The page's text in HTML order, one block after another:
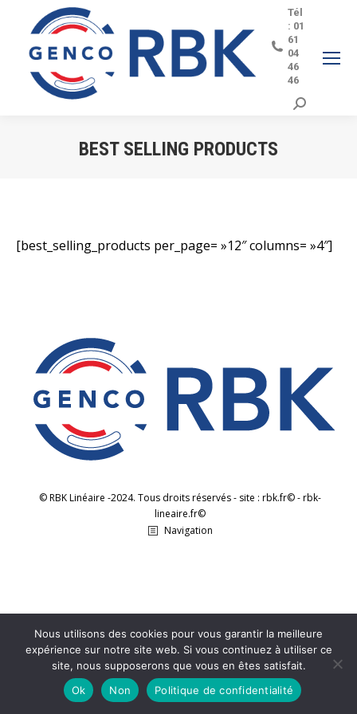
Tél
: 01
61
04
46
46
Search:
BEST SELLING PRODUCTS
[best_selling_products per_page= »12″ columns= »4″]
© RBK Linéaire -2024. Tous droits réservés - site : rbk.fr© - rbk-
lineaire.fr©
Navigation
Nous utilisons des cookies pour vous garantir la meilleure
expérience sur notre site web. Si vous continuez à utiliser ce
site, nous supposerons que vous en êtes satisfait.
Ok
Non Politique de confidentialité